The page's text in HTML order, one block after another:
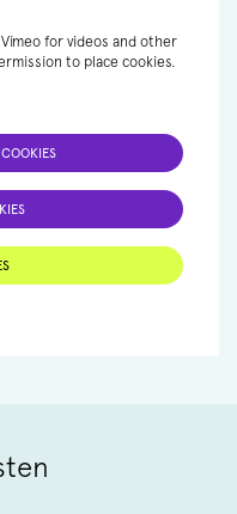
for videos and other
to place cookies.